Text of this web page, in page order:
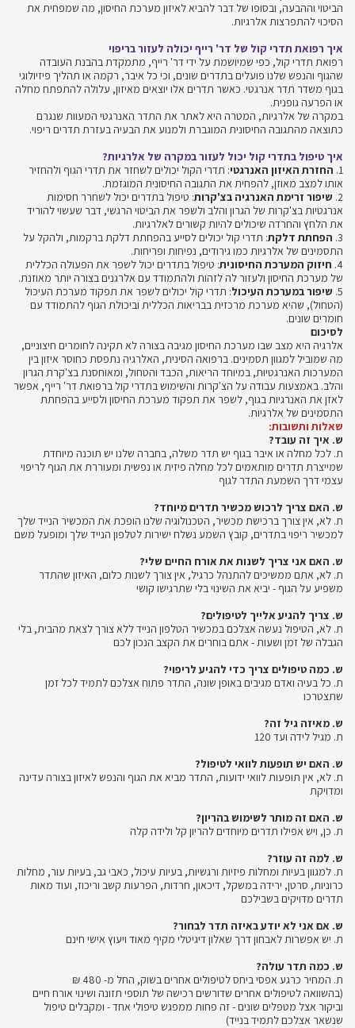
הביטוי וההבעה, ובסופו של דבר להביא לאיזון מערכת החיסון, מה שמפחית את
הסיכוי להתפרצות אלרגיות.
איך רפואת תדרי קול של דר' רייף יכולה לעזור בריפוי
רפואת תדרי קול, כפי שמיושמת על ידי דר' רייף, מתמקדת בהבנת העובדה
שהגוף והנפש שלנו פועלים בתדרים שונים, וכי כל איבר, רקמה או תהליך פיזיולוגי
בגוף משדר תדר אנרגטי. כאשר תדרים אלו יוצאים מאיזון, עלולה להתפתח מחלה
או הפרעה גופנית.
במקרה של אלרגיות, המטרה היא לאתר את התדר האנרגטי המעוות שנגרם
כתוצאה מהתגובה החיסונית המוגברת ולמנוע את הבעיה בעזרת תדרים ריפוי.
איך טיפול בתדרי קול יכול לעזור במקרה של אלרגיות?
1. החזרת האיזון האנרגטי: תדרי הקול יכולים לשחזר את תדרי הגוף ולהחזיר
אותו למצב מאוזן, להפחית את התגובה החיסונית המוגזמת.
2. שיפור זרימת האנרגיה בצ'קרות: טיפול בתדרים יכול לשחרר חסימות
אנרגטיות בצ'קרות של הגרון והלב ולשפר את הביטוי הרגשי, דבר שעשוי להוריד
את הלחץ והחרדה שיכולים להיות קשורים לאלרגיות.
3. הפחתת דלקת: תדרי קול יכולים לסייע בהפחתת דלקת ברקמות, ולהקל על
התסמינים של אלרגיות כמו גירודים, נפיחות ופריחות.
4. חיזוק המערכת החיסונית: טיפול בתדרים יכול לשפר את הפעולה הכללית
של מערכת החיסון ולעזור לה לזהות ולהתמודד עם אלרגנים בצורה יותר מאוזנת.
5. שיפור במערכת העיכול: תדרי קול יכולים לשפר את תפקוד מערכת העיכול
(הטחול), שהיא מערכת מרכזית בבריאות הכללית וביכולת הגוף להתמודד עם
חומרים שונים.
לסיכום
אלרגיה היא מצב שבו מערכת החיסון מגיבה בצורה לא תקינה לחומרים חיצוניים,
מה שמוביל למגוון תסמינים. ברפואה הסינית, האלרגיה נתפסת כחוסר איזון בין
המערכות האנרגטיות, במיוחד הריאות, הכבד והטחול, ומאוחסנת בצ'קרת הגרון
והלב. באמצעות עבודה על הצ'קרות והשימוש בתדרי קול ברפואת דר' רייף, אפשר
לאזן את האנרגיות בגוף, לשפר את תפקוד מערכת החיסון ולסייע בהפחתת
התסמינים של אלרגיות.
שאלות ותשובות:
ש. איך זה עובד?
ת. לכל מחלה או איבר בגוף יש תדר משלה, בחברה שלנו יש תוכנה מיוחדת
שמייצרת תדרים מותאמים לכל מחלה פיזית או נפשית ומעוררת את הגוף לריפוי
עצמי דרך השמעת התדר לגוף
ש. האם צריך לרכוש מכשיר תדרים מיוחד?
ת. לא, אין צורך ברכישת מכשיר, הטכנולוגיה שלנו הופכת את המכשיר הנייד שלך
למכשיר ריפוי בתדרים, קובץ השמע נשלח ישירות לטלפון הנייד שלך ומופעל משם
ש. האם אני צריך לשנות את אורח החיים שלי?
ת. לא, אתם ממשיכים להתנהל כרגיל, אין צורך לשנות כלום, האיזון שהתדר
משפיע על הגוף - יביא את השינוי בלי שתרגישו קושי
ש. צריך להגיע אלייך לטיפולים?
ת. לא, הטיפול נעשה אצלכם במכשיר הטלפון הנייד ללא צורך לצאת מהבית, בלי
הגבלה של זמן ושעות - אתם בוחרים את הקצב הנכון לכם
ש. כמה טיפולים צריך כדי להגיע לריפוי?
ת. כל בעיה ואדם מגיבים באופן שונה, התדר פתוח אצלכם לתמיד לכל זמן
שתצטרכו
ש. מאיזה גיל זה?
ת. מגיל לידה ועד 120
ש. האם יש תופעות לוואי לטיפול?
ת. לא, אין תופעות לוואי ידועות, התדר מביא את הגוף והנפש לאיזון בצורה עדינה
ומדויקת
ש. האם זה מותר לשימוש בהריון?
ת. כן, ויש אפילו תדרים מיוחדים להריון קל ולידה קלה
ש. למה זה עוזר?
ת. למגוון בעיות ומחלות פיזיות ורגשיות, בעיות עיכול, כאבי גב, בעיות עור, מחלות
כרוניות, סרטן, ירידה במשקל, דיכאון, חרדות, הפרעות קשב וריכוז, ועוד מאות
תדרים מדויקים בשבילכם
ש. אם אני לא יודע באיזה תדר לבחור?
ת. יש אפשרות לאבחון דרך שאלון דיגיטלי מקיף מאוד ויעוץ אישי חינם
ש. כמה תדר עולה?
ת. המחיר כרגע אפסי ביחס לטיפולים אחרים בשוק, החל מ- 480 ₪
(בהשוואה לטיפולים אחרים שדורשים רכישה של תוספי תזונה ושינוי אורח חיים
וביקור אצל מטפלים שונים - זה פחות ממפגש טיפולי אחד - ומקבלים טיפול
שנשאר אצלכם לתמיד בנייד)